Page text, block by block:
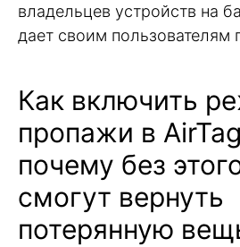
владельцев устройств на
дает своим пользователям
Как включить
пропажи в
почему без
смогут вернуть
потерянную